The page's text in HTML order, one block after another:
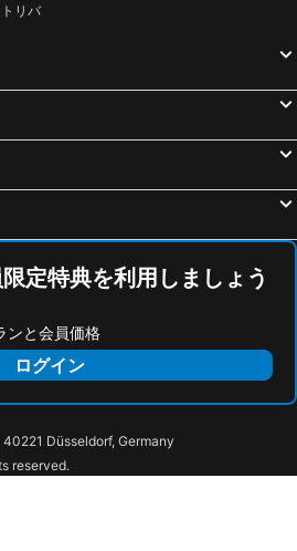
リバ
定特典を利用しましょう
ンと会員価格
ログイン
40221 Düsseldorf, Germany
reserved.